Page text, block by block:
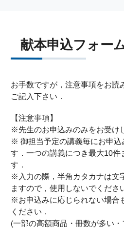
献本申込フォー
お手数ですが，注意事項をお読
ご記入下さい．
【注意事項】
※先生のお申込みのみをお受け
※ 御担当予定の講義毎にお申込
す．一つの講義につき最大10件
す．
※入力の際，半角カタカナは文
ますので，使用しないでくださ
※お申込みに応じられない場合
ください．
(一部の高額商品・冊数が多い